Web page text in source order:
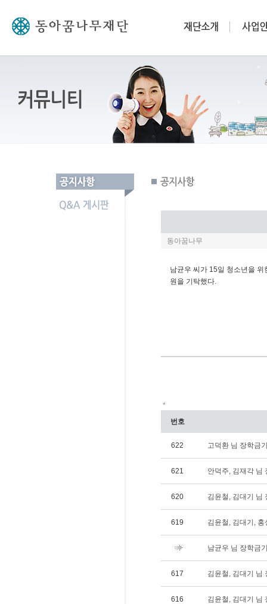
동아꿈나무
남균우 씨가 15일 청소년을
원을 기탁했다.
*
번호
622 고덕환 님 장학금
621 안덕주, 김재각
620 김윤철, 김대기
619 김윤철, 김대기,
남균우 님 장학금
617 김윤철, 김대기 님
616 김윤철, 김대기 님